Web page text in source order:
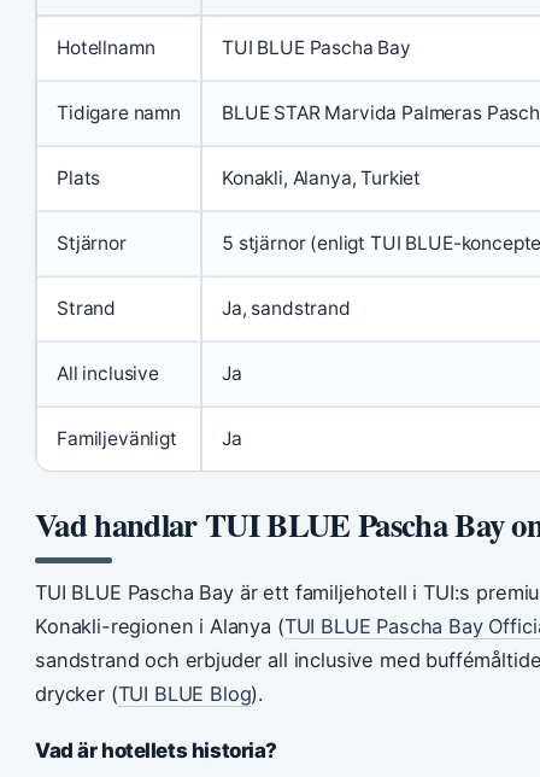
Hotellnamn TUI BLUE Pascha Bay
Tidigare namn BLUE STAR Marvida Palmeras
Plats Konakli, Alanya, Turkiet
Stjärnor 5 stjärnor (enligt TUI BLUE-
Strand Ja, sandstrand
All inclusive Ja
Familjevänligt Ja
Vad handlar TUI BLUE Pascha Bay
TUI BLUE Pascha Bay är ett familjehotell i TUI:s
Konakli-regionen i Alanya (TUI BLUE Pascha Bay
sandstrand och erbjuder all inclusive med
drycker (TUI BLUE Blog).
Vad är hotellets historia?